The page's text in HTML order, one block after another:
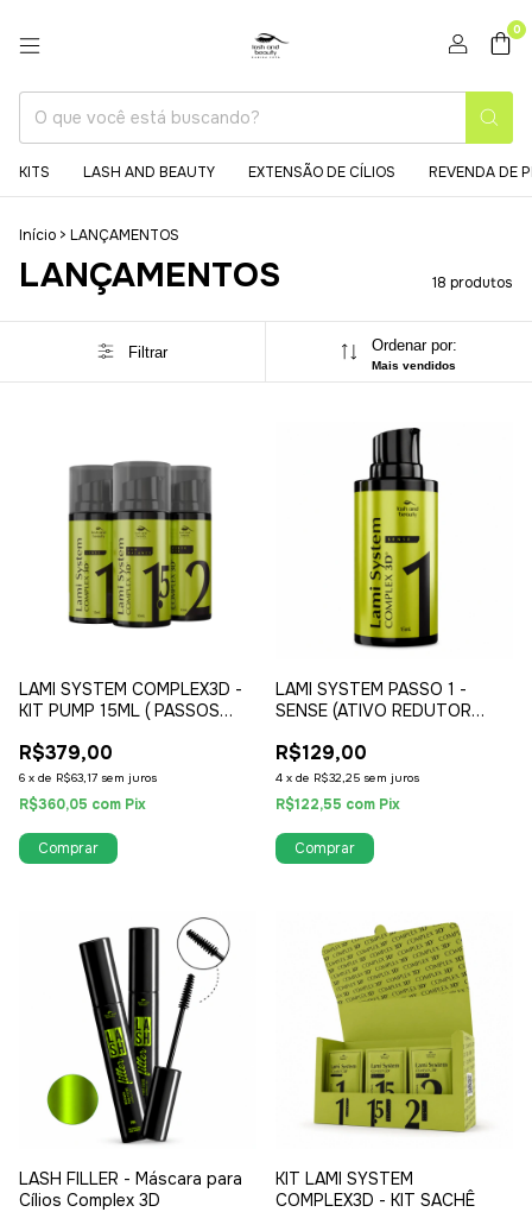
0
KITS LASH AND BEAUTY EXTENSÃO DE CÍLIOS REVENDA DE
Início > LANÇAMENTOS
LANÇAMENTOS 18 produtos
Filtrar Ordenar por:
Mais vendidos
LAMI SYSTEM COMPLEX3D -
KIT PUMP 15ML ( PASSOS
R$379,00
6 x de R$63,17 sem juros
R$360,05 com Pix
LAMI SYSTEM PASSO 1 -
SENSE (ATIVO REDUTOR
DE TIOGLICOLATO )
R$129,00
4 x de R$32,25 sem juros
R$122,55 com Pix
LASH FILLER - Máscara para
Cílios Complex 3D
KIT LAMI SYSTEM
COMPLEX3D - KIT SACHÊ